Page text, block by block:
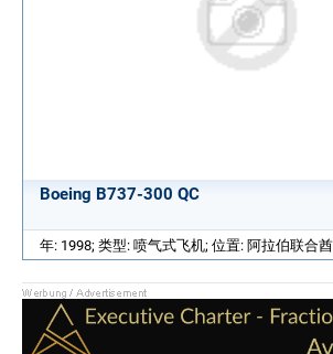
Boeing B737-300 QC
年: 1998; 类型: 喷气式飞机; 位置: 阿拉伯联合